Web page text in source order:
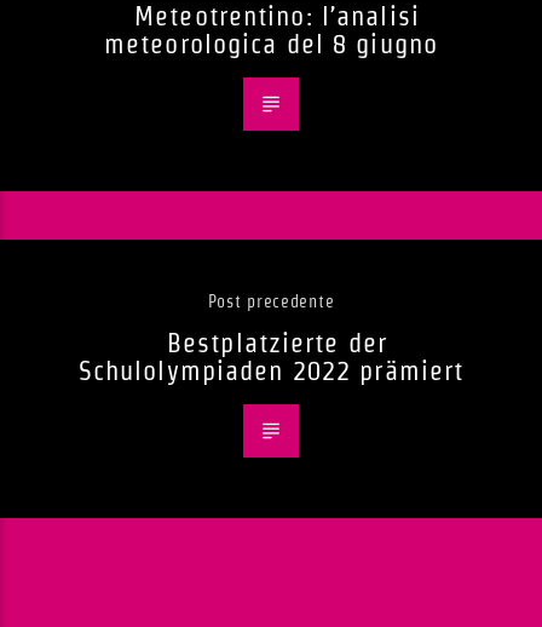
Meteotrentino: l’analisi
meteorologica del 8 giugno
Post precedente
Bestplatzierte der
Schulolympiaden 2022 prämiert